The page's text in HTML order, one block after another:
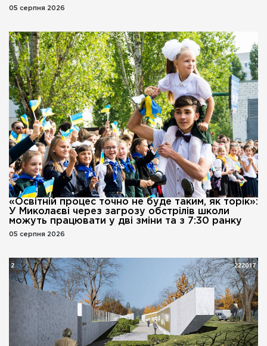
05 серпня 2026
«Освітній процес точно не буде таким, як торік»:
У Миколаєві через загрозу обстрілів школи
можуть працювати у дві зміни та з 7:30 ранку
05 серпня 2026